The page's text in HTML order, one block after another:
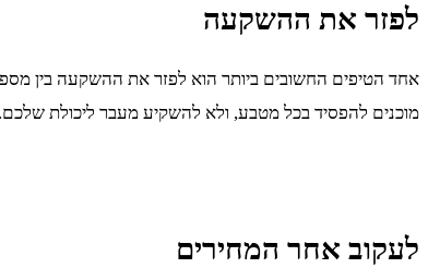
לפזר את ההשקעה
אחד הטיפים החשובים ביותר הוא לפזר את ההשקעה בין
מוכנים להפסיד בכל מטבע, ולא להשקיע מעבר ליכולת
לעקוב אחר המחירים